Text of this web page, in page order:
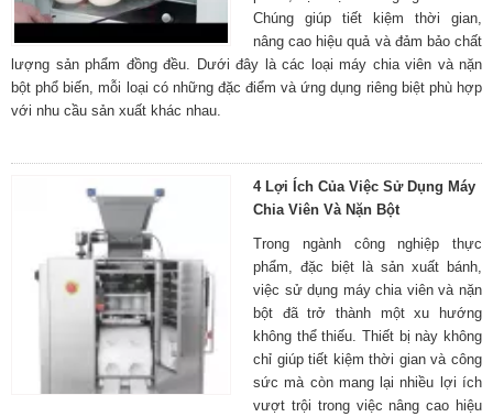
Chúng giúp tiết kiệm thời gian,
nâng cao hiệu quả và đảm bảo chất
lượng sản phẩm đồng đều. Dưới đây là các loại máy chia viên và nặn
bột phổ biến, mỗi loại có những đặc điểm và ứng dụng riêng biệt phù hợp
với nhu cầu sản xuất khác nhau.
4 Lợi Ích Của Việc Sử Dụng Máy
Chia Viên Và Nặn Bột
Trong ngành công nghiệp thực
phẩm, đặc biệt là sản xuất bánh,
việc sử dụng máy chia viên và nặn
bột đã trở thành một xu hướng
không thể thiếu. Thiết bị này không
chỉ giúp tiết kiệm thời gian và công
sức mà còn mang lại nhiều lợi ích
vượt trội trong việc nâng cao hiệu